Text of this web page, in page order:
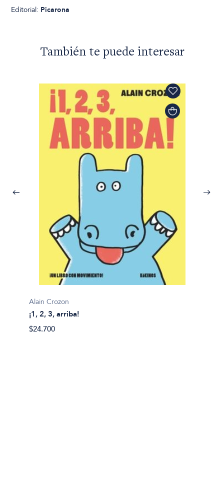
Editorial: Picarona
También te puede interesar
Alain Crozon
¡1, 2, 3, arriba!
$24.700